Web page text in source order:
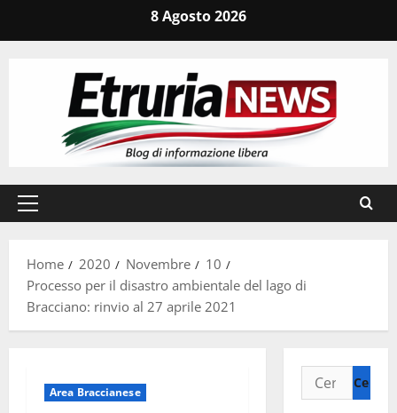
8 Agosto 2026
Menu
Home
2020 Novembre
10
Processo per il disastro ambientale del lago di
Bracciano: rinvio al 27 aprile 2021
Area Braccianese
Ricerca
per: